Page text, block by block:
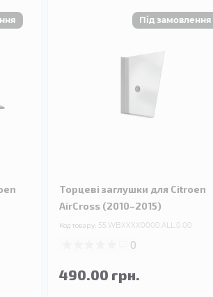
Торцеві заглушки для Citroen
AirCross (2010–2015)
Код товару: 55.WBXXXX0000.ALL.0.00
0
490.00 грн.